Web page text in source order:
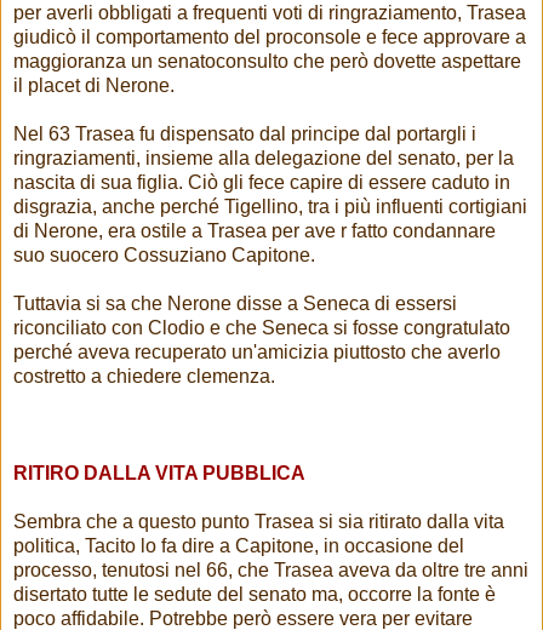
per averli obbligati a frequenti voti di ringraziamento, Trasea
giudicò il comportamento del proconsole e fece approvare a
maggioranza un senatoconsulto che però dovette aspettare
il placet di Nerone.
Nel 63 Trasea fu dispensato dal principe dal portargli i
ringraziamenti, insieme alla delegazione del senato, per la
nascita di sua figlia. Ciò gli fece capire di essere caduto in
disgrazia, anche perché Tigellino, tra i più influenti cortigiani
di Nerone, era ostile a Trasea per ave r fatto condannare
suo suocero Cossuziano Capitone.
Tuttavia si sa che Nerone disse a Seneca di essersi
riconciliato con Clodio e che Seneca si fosse congratulato
perché aveva recuperato un'amicizia piuttosto che averlo
costretto a chiedere clemenza.
RITIRO DALLA VITA PUBBLICA
Sembra che a questo punto Trasea si sia ritirato dalla vita
politica, Tacito lo fa dire a Capitone, in occasione del
processo, tenutosi nel 66, che Trasea aveva da oltre tre anni
disertato tutte le sedute del senato ma, occorre la fonte è
poco affidabile. Potrebbe però essere vera per evitare